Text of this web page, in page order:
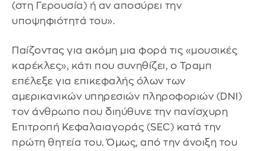
(στη Γερουσία) ή αν αποσύρει την
υποψηφιότητά του».
Παίζοντας για ακόμη μια φορά τις «μουσικές
καρέκλες», κάτι που συνηθίζει, ο Τραμπ
επέλεξε για επικεφαλής όλων των
αμερικανικών υπηρεσιών πληροφοριών (DNI)
τον άνθρωπο που διηύθυνε την πανίσχυρη
Επιτροπή Κεφαλαιαγοράς (SEC) κατά την
πρώτη θητεία του. Όμως, από την άνοιξη του